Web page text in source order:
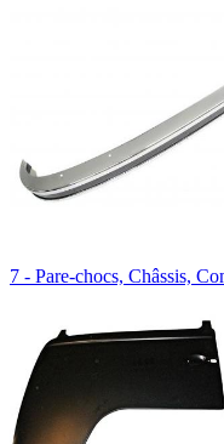
7 - Pare-chocs, Châssis,